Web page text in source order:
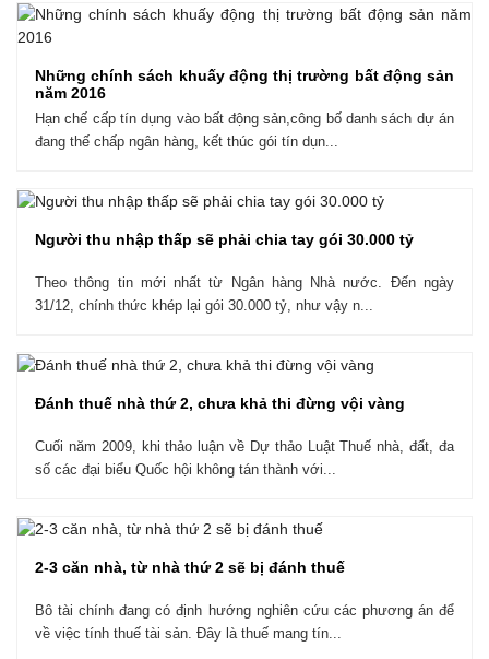
​Những chính sách khuấy động thị trường bất động sản
năm 2016
Hạn chế cấp tín dụng vào bất động sản,công bố danh sách dự án
đang thế chấp ngân hàng, kết thúc gói tín dụn...
Người thu nhập thấp sẽ phải chia tay gói 30.000 tỷ
Theo thông tin mới nhất từ Ngân hàng Nhà nước. Đến ngày
31/12, chính thức khép lại gói 30.000 tỷ, như vậy n...
Đánh thuế nhà thứ 2, chưa khả thi đừng vội vàng
Cuối năm 2009, khi thảo luận về Dự thảo Luật Thuế nhà, đất, đa
số các đại biểu Quốc hội không tán thành với...
2-3 căn nhà, từ nhà thứ 2 sẽ bị đánh thuế
Bô tài chính đang có định hướng nghiên cứu các phương án để
về việc tính thuế tài sản. Đây là thuế mang tín...